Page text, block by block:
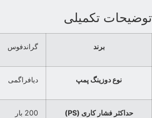
توضیحات تکمیلی
برند گراندفوس
نوع دوزینگ پمپ دیافراگمی
حداکثر فشار کاری (PS) 200 بار